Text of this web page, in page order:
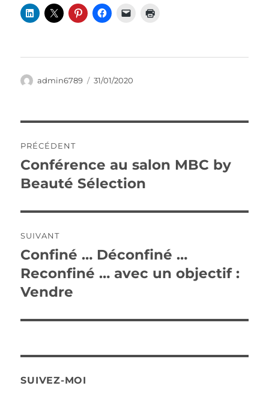
Auteur
admin6789
Publié
31/01/2020
de
l’article
PRÉCÉDENT
Publication
précédente :
Conférence au salon MBC by
Beauté Sélection
SUIVANT
Publication
suivante :
Confiné … Déconfiné …
Reconfiné … avec un objectif :
Vendre
SUIVEZ-MOI